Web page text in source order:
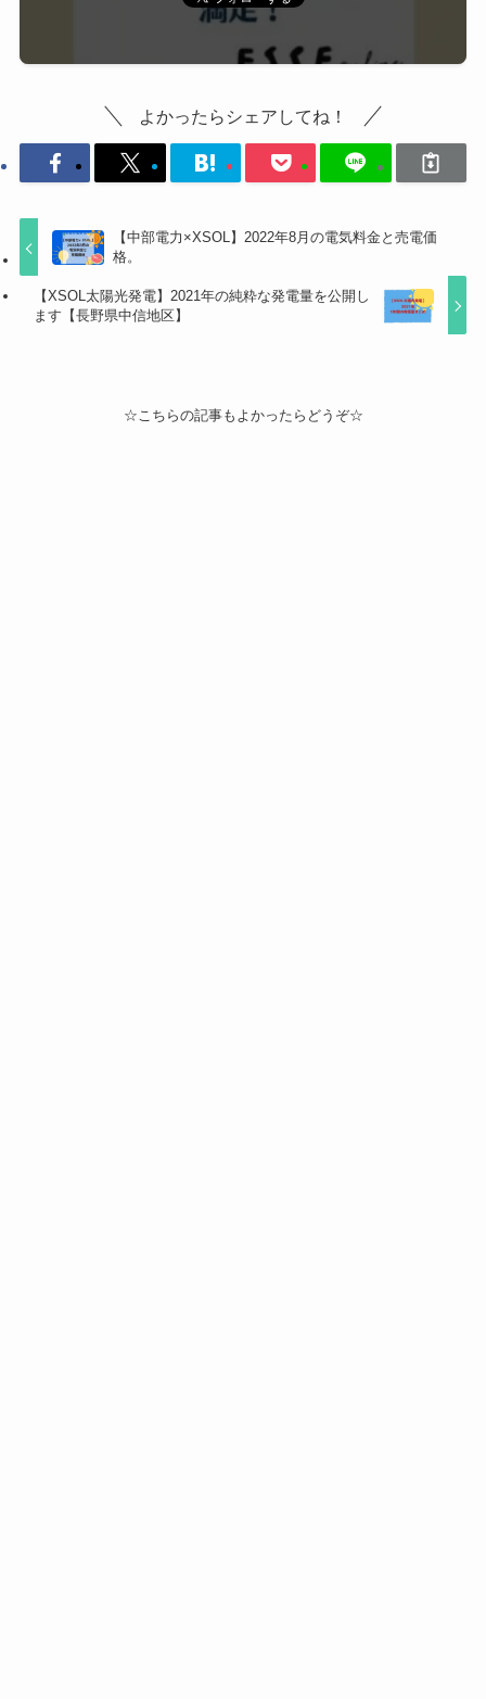
よかったらシェアしてね！
【中部電力×XSOL】2022年8月の電気料金と売電価
格。
【XSOL太陽光発電】2021年の純粋な発電量を公開し
ます【長野県中信地区】
☆こちらの記事もよかったらどうぞ☆